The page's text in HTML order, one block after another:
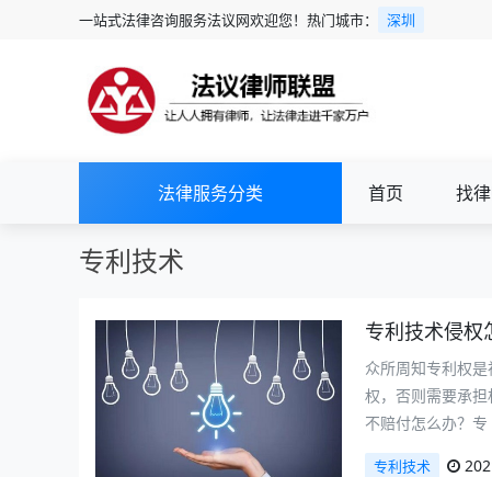
一站式法律咨询服务法议网欢迎您！热门城市： 深圳
法律服务分类 首页 找
专利技术
专利技术侵权
众所周知专利权
权，否则需要承
不赔付怎么办？专
专利技术